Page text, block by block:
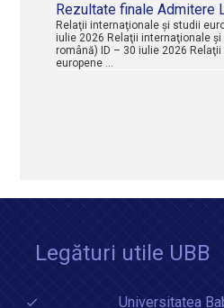
Rezultate finale Admitere
Relaţii internaţionale şi studii
iulie 2026 Relaţii internaţionale
română) ID – 30 iulie 2026
europene …
Legături utile UBB
Universitatea